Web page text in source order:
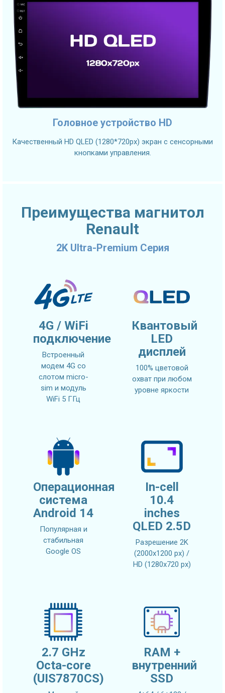
Головное устройство HD
Качественный HD QLED (1280*720px) экран с сенсорными
кнопками управления.
Преимущества магнитол
Renault
2K Ultra-Premium Серия
4G / WiFi
подключение
Встроенный
модем 4G со
слотом micro-
sim и модуль
WiFi 5 ГГц
Квантовый
LED
дисплей
100% цветовой
охват при любом
уровне яркости
Операционная
система
Android 14
Популярная и
стабильная
Google OS
In-cell
10.4
inches
QLED 2.5D
Разрешение 2K
(2000x1200 px) /
HD (1280x720 px)
2.7 GHz
Octa-core
(UIS7870CS)
RAM +
внутренний
SSD